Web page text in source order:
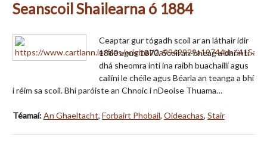
Seanscoil Shailearna ó 1884
Ceaptar gur tógadh scoil ar an láthair idir
1860 agus 1870. Scoil an-bheag a bhí inti -
dhá sheomra inti ina raibh buachaillí agus
cailíní le chéile agus Béarla an teanga a bhí
i réim sa scoil. Bhí paróiste an Chnoic i nDeoise Thuama…
Téamaí:An Ghaeltacht, Forbairt Phobail, Oideachas, Stair